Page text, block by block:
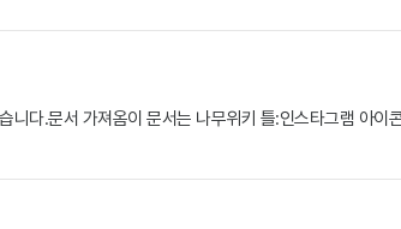
다.문서 가져옴이 문서는 나무위키 틀:인스타그램 아